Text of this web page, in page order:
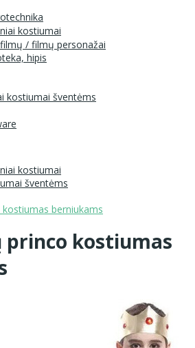
kostiumai
/ filmų personažai
hipis
kostiumai šventėms
kostiumai
šventėms
berniukams
princo kostiumas